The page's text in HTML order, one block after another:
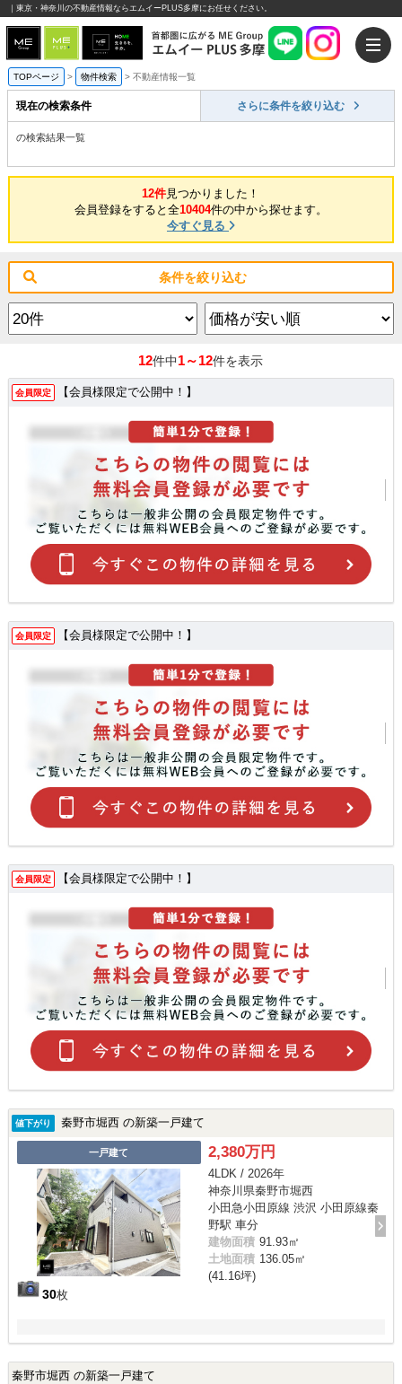
｜東京・神奈川の不動産情報ならエムイーPLUS多摩にお任せください。
TOPページ > 物件検索 > 不動産情報一覧
現在の検索条件 さらに条件を絞り込む
の検索結果一覧
12件見つかりました！
会員登録をすると全10404件の中から探せます。
今すぐ見る
条件を絞り込む
12件中1～12件を表示
会員限定 【会員様限定で公開中！】
会員限定 【会員様限定で公開中！】
会員限定 【会員様限定で公開中！】
値下がり 秦野市堀西 の新築一戸建て
一戸建て
30枚
2,380万円
4LDK / 2026年
神奈川県秦野市堀西
小田急小田原線 渋沢 小田原線秦
野駅 車分
建物面積 91.93㎡
土地面積 136.05㎡
(41.16坪)
秦野市堀西 の新築一戸建て